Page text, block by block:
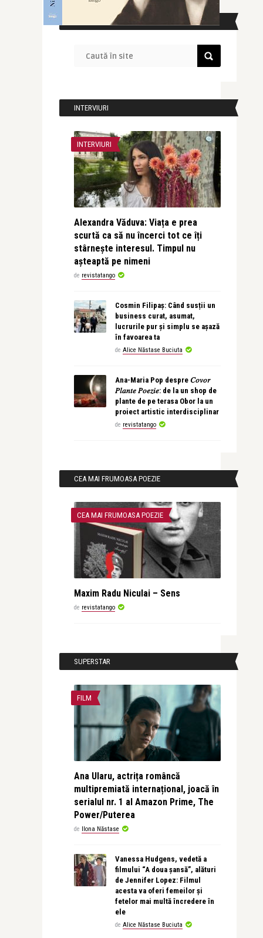
CAUTĂ ÎN SITE
INTERVIURI
INTERVIURI
Alexandra Văduva: Viața e prea
scurtă ca să nu încerci tot ce îți
stârnește interesul. Timpul nu
așteaptă pe nimeni
de revistatango
Cosmin Filipaș: Când susții un
business curat, asumat,
lucrurile pur și simplu se așază
în favoarea ta
de Alice Năstase Buciuta
Ana-Maria Pop despre 𝐶𝑜𝑣𝑜𝑟
𝑃𝑙𝑎𝑛𝑡𝑒 𝑃𝑜𝑒𝑧𝑖𝑒: de la un shop de
plante de pe terasa Obor la un
proiect artistic interdisciplinar
de revistatango
CEA MAI FRUMOASA POEZIE
CEA MAI FRUMOASA POEZIE
Maxim Radu Niculai – Sens
de revistatango
SUPERSTAR
FILM
Ana Ularu, actrița româncă
multipremiată internațional, joacă în
serialul nr. 1 al Amazon Prime, The
Power/Puterea
de Ilona Năstase
Vanessa Hudgens, vedetă a
filmului “A doua șansă”, alături
de Jennifer Lopez: Filmul
acesta va oferi femeilor și
fetelor mai multă încredere în
ele
de Alice Năstase Buciuta